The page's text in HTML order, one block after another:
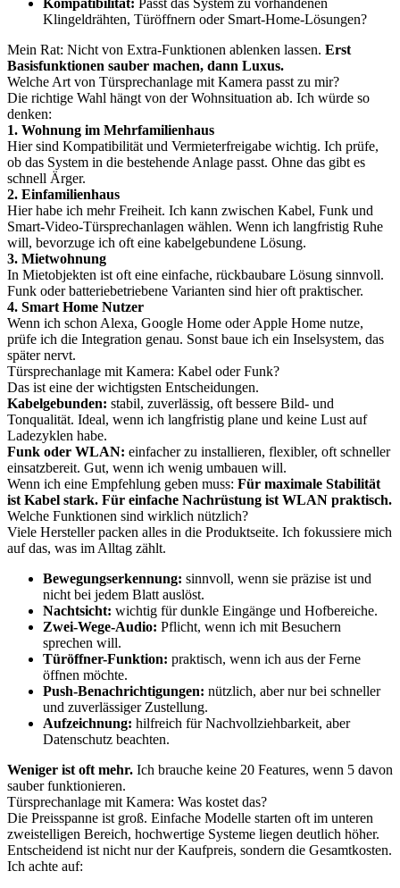
Kompatibilität: Passt das System zu vorhandenen
Klingeldrähten, Türöffnern oder Smart-Home-Lösungen?
Mein Rat: Nicht von Extra-Funktionen ablenken lassen. Erst
Basisfunktionen sauber machen, dann Luxus.
Welche Art von Türsprechanlage mit Kamera passt zu mir?
Die richtige Wahl hängt von der Wohnsituation ab. Ich würde so
denken:
1. Wohnung im Mehrfamilienhaus
Hier sind Kompatibilität und Vermieterfreigabe wichtig. Ich prüfe,
ob das System in die bestehende Anlage passt. Ohne das gibt es
schnell Ärger.
2. Einfamilienhaus
Hier habe ich mehr Freiheit. Ich kann zwischen Kabel, Funk und
Smart-Video-Türsprechanlagen wählen. Wenn ich langfristig Ruhe
will, bevorzuge ich oft eine kabelgebundene Lösung.
3. Mietwohnung
In Mietobjekten ist oft eine einfache, rückbaubare Lösung sinnvoll.
Funk oder batteriebetriebene Varianten sind hier oft praktischer.
4. Smart Home Nutzer
Wenn ich schon Alexa, Google Home oder Apple Home nutze,
prüfe ich die Integration genau. Sonst baue ich ein Inselsystem, das
später nervt.
Türsprechanlage mit Kamera: Kabel oder Funk?
Das ist eine der wichtigsten Entscheidungen.
Kabelgebunden: stabil, zuverlässig, oft bessere Bild- und
Tonqualität. Ideal, wenn ich langfristig plane und keine Lust auf
Ladezyklen habe.
Funk oder WLAN: einfacher zu installieren, flexibler, oft schneller
einsatzbereit. Gut, wenn ich wenig umbauen will.
Wenn ich eine Empfehlung geben muss: Für maximale Stabilität
ist Kabel stark. Für einfache Nachrüstung ist WLAN praktisch.
Welche Funktionen sind wirklich nützlich?
Viele Hersteller packen alles in die Produktseite. Ich fokussiere mich
auf das, was im Alltag zählt.
Bewegungserkennung: sinnvoll, wenn sie präzise ist und
nicht bei jedem Blatt auslöst.
Nachtsicht: wichtig für dunkle Eingänge und Hofbereiche.
Zwei-Wege-Audio: Pflicht, wenn ich mit Besuchern
sprechen will.
Türöffner-Funktion: praktisch, wenn ich aus der Ferne
öffnen möchte.
Push-Benachrichtigungen: nützlich, aber nur bei schneller
und zuverlässiger Zustellung.
Aufzeichnung: hilfreich für Nachvollziehbarkeit, aber
Datenschutz beachten.
Weniger ist oft mehr. Ich brauche keine 20 Features, wenn 5 davon
sauber funktionieren.
Türsprechanlage mit Kamera: Was kostet das?
Die Preisspanne ist groß. Einfache Modelle starten oft im unteren
zweistelligen Bereich, hochwertige Systeme liegen deutlich höher.
Entscheidend ist nicht nur der Kaufpreis, sondern die Gesamtkosten.
Ich achte auf: